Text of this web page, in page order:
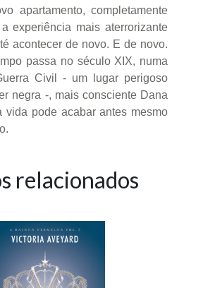
apartamento, completamente
experiência mais aterrorizante
acontecer de novo. E de novo.
passa no século XIX, numa
Civil - um lugar perigoso
negra -, mais consciente Dana
vida pode acabar antes mesmo
relacionados